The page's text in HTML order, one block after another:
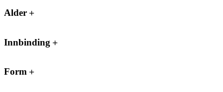
Alder
Innbinding
Form